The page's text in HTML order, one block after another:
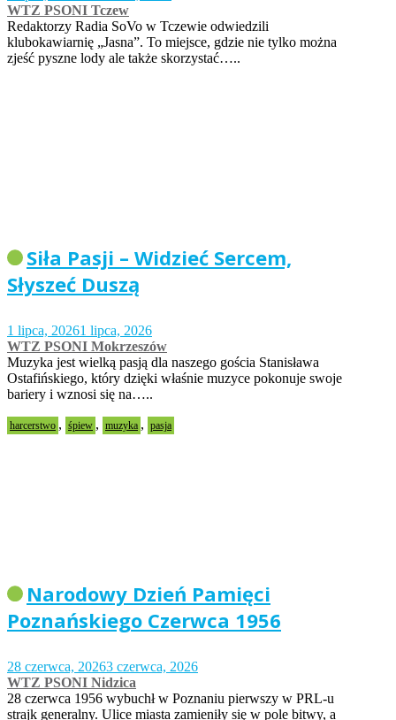
WTZ PSONI Tczew
Redaktorzy Radia SoVo w Tczewie odwiedzili
klubokawiarnię „Jasna”. To miejsce, gdzie nie tylko można
zjeść pyszne lody ale także skorzystać…..
Siła Pasji – Widzieć Sercem,
Słyszeć Duszą
1 lipca, 20261 lipca, 2026
WTZ PSONI Mokrzeszów
Muzyka jest wielką pasją dla naszego gościa Stanisława
Ostafińskiego, który dzięki właśnie muzyce pokonuje swoje
bariery i wznosi się na…..
harcerstwo , śpiew , muzyka , pasja
Narodowy Dzień Pamięci
Poznańskiego Czerwca 1956
28 czerwca, 20263 czerwca, 2026
WTZ PSONI Nidzica
28 czerwca 1956 wybuchł w Poznaniu pierwszy w PRL-u
strajk generalny. Ulice miasta zamieniły się w pole bitwy, a